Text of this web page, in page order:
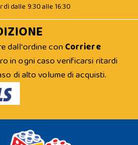
dalle 9:30 alle 16:30
dall'ordine con Corriere
in ogni caso verificarsi ritardi
di alto volume di acquisti.